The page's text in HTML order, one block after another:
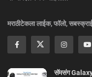
मराठीटेकला लाईक, फॉलो,
सॅमसंग